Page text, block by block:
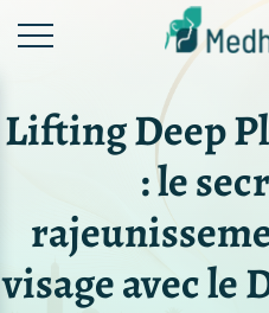
Lifting Deep
: le
visage avec le